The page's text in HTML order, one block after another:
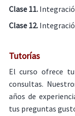
Clase 11.
Clase 12.
Tutorías
El curso ofrece
consultas.
años de
tus preguntas